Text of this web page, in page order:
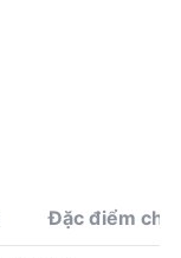
Đặc điểm